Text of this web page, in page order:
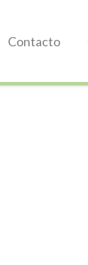
Contacto